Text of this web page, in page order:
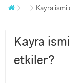
... Kayra ismi
Kayra
etkiler?